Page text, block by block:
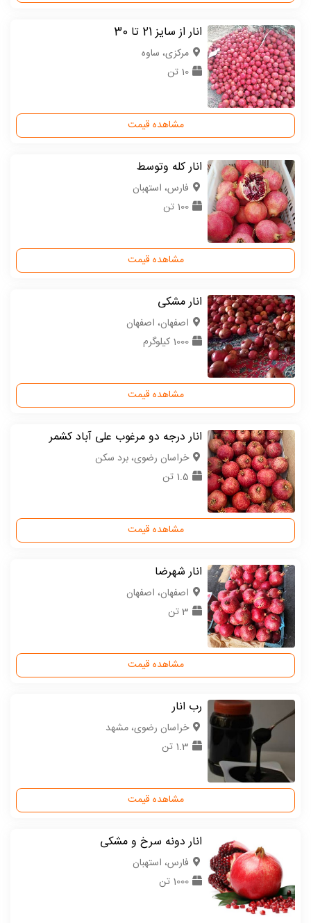
انار از سایز 21 تا 30
مركزی، ساوه
10 تن
مشاهده قیمت
انار کله وتوسط
فارس، استهبان
100 تن
مشاهده قیمت
انار مشکی
اصفهان، اصفهان
1000 کیلوگرم
مشاهده قیمت
انار درجه دو مرغوب علی آباد کشمر
خراسان رضوی، برد سکن
1.5 تن
مشاهده قیمت
انار شهرضا
اصفهان، اصفهان
3 تن
مشاهده قیمت
رب ‌انار ‌
خراسان رضوی، مشهد
1.3 تن
مشاهده قیمت
انار دونه سرخ و مشکی
فارس، استهبان
1000 تن